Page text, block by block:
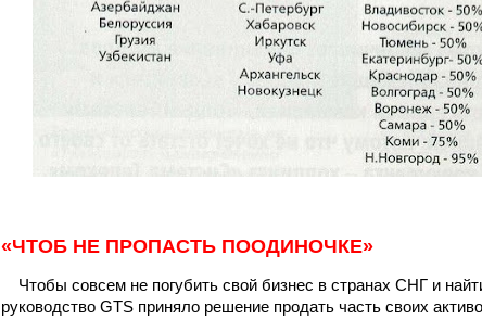
«ЧТОБ НЕ ПРОПАСТЬ ПООДИНОЧКЕ»
Чтобы совсем не погубить свой бизнес в странах СНГ и
руководство GTS приняло решение продать часть своих